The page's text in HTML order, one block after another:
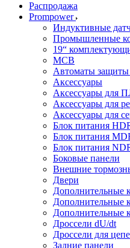
Распродажа
Prompower
Индуктивные
Промышленные
19“
MCB
Автоматы защиты
Аксессуары
Аксессуары для
Аксессуары для
Аксессуары для
Блок питания
Блок питания
Блок питания
Боковые панели
Внешние
Двери
Дополнительные
Дополнительные
Дополнительные
Дроссели dU/dt
Дроссели для
Задние панели